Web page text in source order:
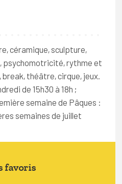
céramique, sculpture,
psychomotricité, rythme et
théâtre, cirque, jeux.
de 15h30 à 18h ;
semaine de Pâques :
semaines de juillet
favoris